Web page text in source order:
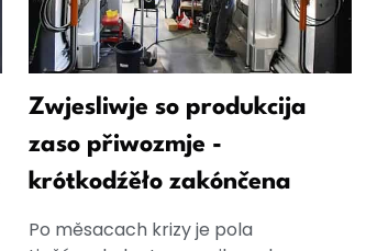
Zwjesliwje so produkcija
zaso přiwozmje -
krótkodźěło zakónčena
Po měsacach krizy je pola